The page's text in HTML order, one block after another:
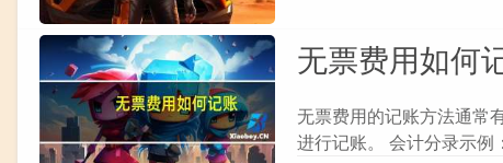
无票费用如何
无票费用的记账方法通常
进行记账。 会计分录示例